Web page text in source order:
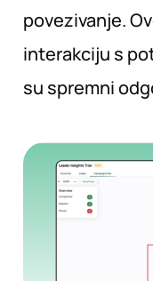
povezivanje.
interakciju s
su spremni